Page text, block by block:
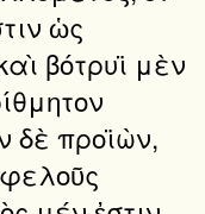
ὡς
βότρυϊ μὲν
δὲ προϊὼν,